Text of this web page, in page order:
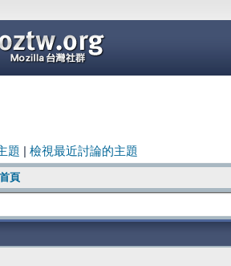
題 檢視最近討論的主題
頁